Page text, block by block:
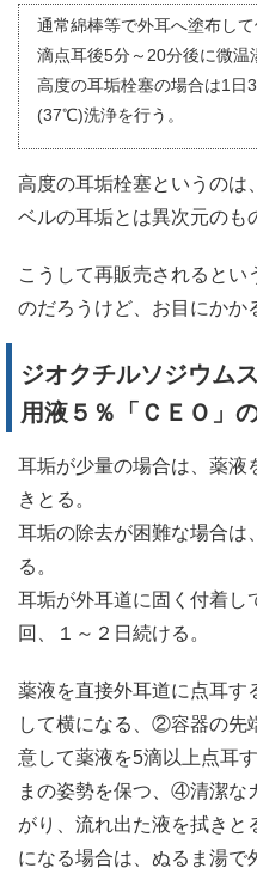
通常綿棒等で外耳へ塗布し
滴点耳後5分～20分後に微温
高度の耳垢栓塞の場合は1日
(37℃)洗浄を行う。
高度の耳垢栓塞というのは
ベルの耳垢とは異次元のも
こうして再販売されるとい
のだろうけど、お目にかか
ジオクチルソジウム
用液５％「ＣＥＯ」
耳垢が少量の場合は、薬液
きとる。
耳垢の除去が困難な場合は
る。
耳垢が外耳道に固く付着し
回、１～２日続ける。
薬液を直接外耳道に点耳
して横になる、②容器の先
意して薬液を5滴以上点耳
まの姿勢を保つ、④清潔な
がり、流れ出た液を拭き
になる場合は、ぬるま湯で